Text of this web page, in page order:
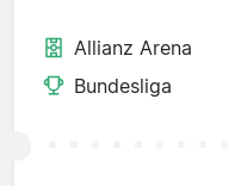
Allianz Arena
Bundesliga